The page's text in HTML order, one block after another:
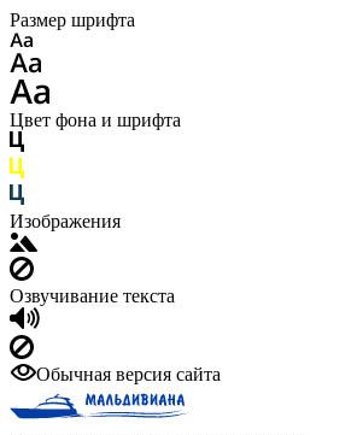
Размер шрифта
Цвет фона и шрифта
Изображения
Озвучивание текста
Обычная версия сайта